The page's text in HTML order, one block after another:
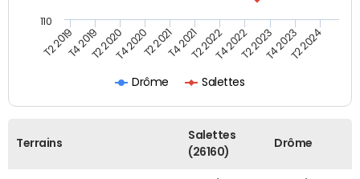
Drôme Salettes
T2 2019T4 2019T2 2020T4 2020T2 2021T4 2021T2 2022T4 2022T2 2023T4 2023T2 2024
110
Terrains
Salettes
(26160)
Drôme